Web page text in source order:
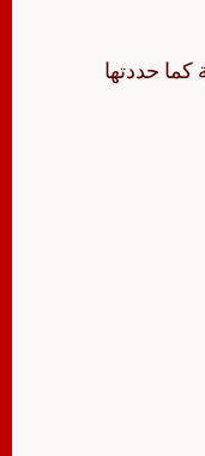
كما حددتها